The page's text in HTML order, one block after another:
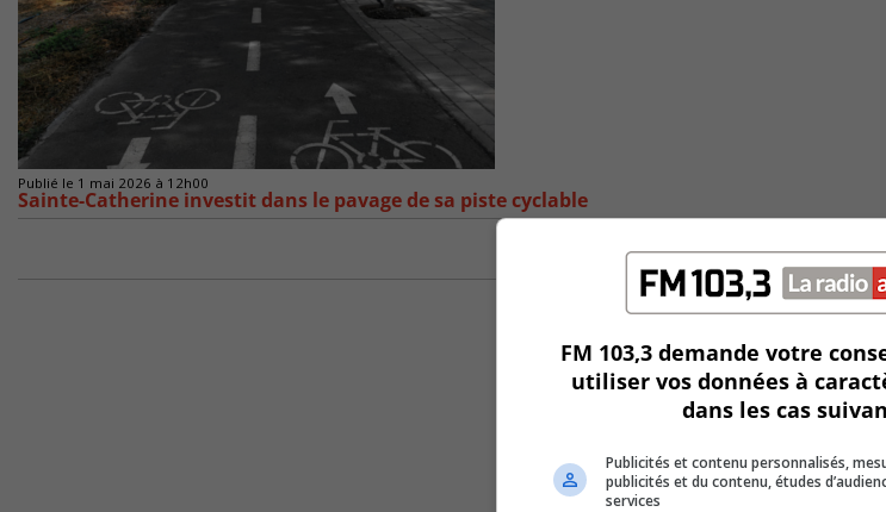
Publié le 1 mai 2026 à 12h00
Sainte-Catherine investit dans le pavage de sa piste cyclable
FM 103,3 demande votre
utiliser vos données à
dans les cas
Publicités et contenu personnalisés,
publicités et du contenu, études
services